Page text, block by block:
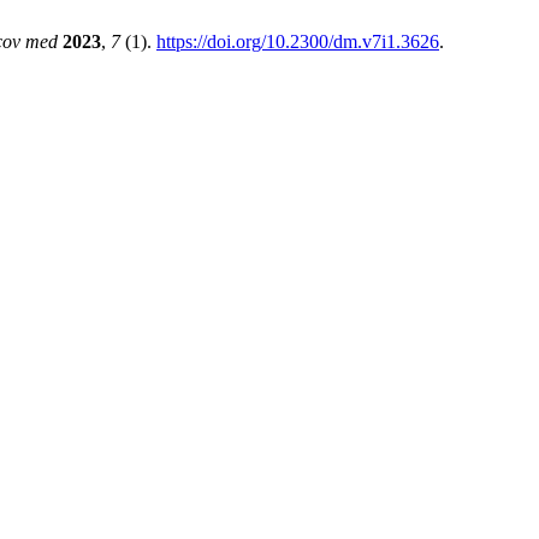
med 2023, 7(1). https://doi.org/10.2300/dm.v7i1.3626.